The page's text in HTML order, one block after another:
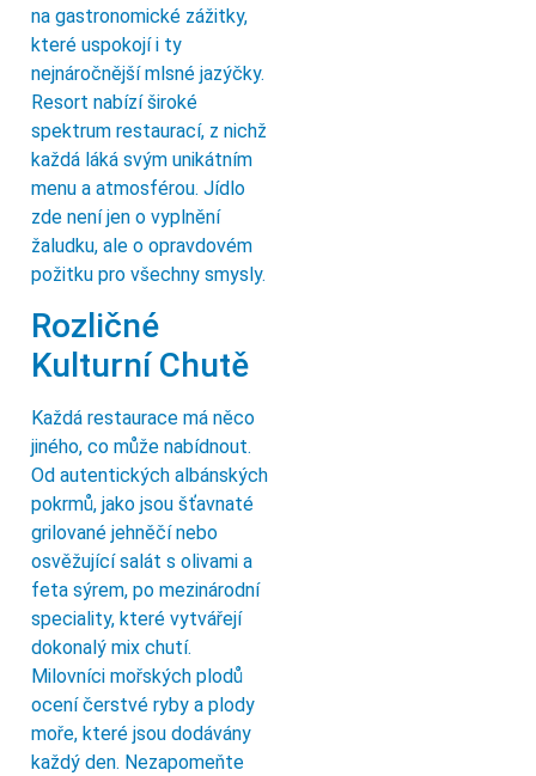
na gastronomické zážitky,
které uspokojí i ty
nejnáročnější mlsné jazýčky.
Resort nabízí široké
spektrum restaurací, z nichž
každá láká svým unikátním
menu a atmosférou. Jídlo
zde není jen o vyplnění
žaludku, ale o opravdovém
požitku pro všechny smysly.
Rozličné
Kulturní Chutě
Každá restaurace má něco
jiného, co může nabídnout.
Od autentických albánských
pokrmů, jako jsou šťavnaté
grilované jehněčí nebo
osvěžující salát s olivami a
feta sýrem, po mezinárodní
speciality, které vytvářejí
dokonalý mix chutí.
Milovníci mořských plodů
ocení čerstvé ryby a plody
moře, které jsou dodávány
každý den. Nezapomeňte